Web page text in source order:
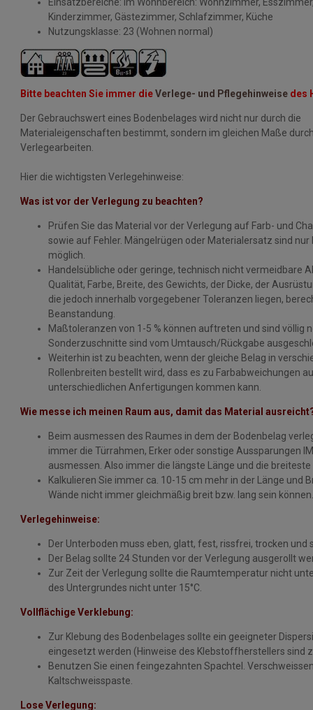
Einsatzbereiche: im Wohnbereich: Wohnzimmer,
Kinderzimmer, Gästezimmer, Schlafzimmer, Küche
Nutzungsklasse: 23 (Wohnen normal)
Bitte beachten Sie immer dieVerlege- und Pflegehinweise des
Der Gebrauchswert eines Bodenbelages wird nicht nur durch die
Materialeigenschaften bestimmt, sondern im gleichen Maße
Verlegearbeiten.
Hier die wichtigsten Verlegehinweise:
Was ist vor der Verlegung zu beachten?
Prüfen Sie das Material vor der Verlegung auf Farb- und
sowie auf Fehler. Mängelrügen oder Materialersatz sind nur
möglich.
Handelsübliche oder geringe, technisch nicht vermeidbare
Qualität, Farbe, Breite, des Gewichts, der Dicke, der
die jedoch innerhalb vorgegebener Toleranzen liegen,
Beanstandung.
Maßtoleranzen von 1-5 % können auftreten und sind völlig
Sonderzuschnitte sind vom Umtausch/Rückgabe
Weiterhin ist zu beachten, wenn der gleiche Belag in
Rollenbreiten bestellt wird, dass es zu Farbabweichungen
unterschiedlichen Anfertigungen kommen kann.
Wie messe ich meinen Raum aus, damit das Material
Beim ausmessen des Raumes in dem der Bodenbelag
immer die Türrahmen, Erker oder sonstige Aussparungen
ausmessen. Also immer die längste Länge und die breiteste
Kalkulieren Sie immer ca. 10-15 cm mehr in der Länge und
Wände nicht immer gleichmäßig breit bzw. lang sein können.
Verlegehinweise:
Der Unterboden muss eben, glatt, fest, rissfrei, trocken und
Der Belag sollte 24 Stunden vor der Verlegung ausgerollt
Zur Zeit der Verlegung sollte die Raumtemperatur nicht
des Untergrundes nicht unter 15°C.
Vollflächige Verklebung:
Zur Klebung des Bodenbelages sollte ein geeigneter
eingesetzt werden (Hinweise des Klebstoffherstellers sind
Benutzen Sie einen feingezahnten Spachtel.
Kaltschweisspaste.
Lose Verlegung: